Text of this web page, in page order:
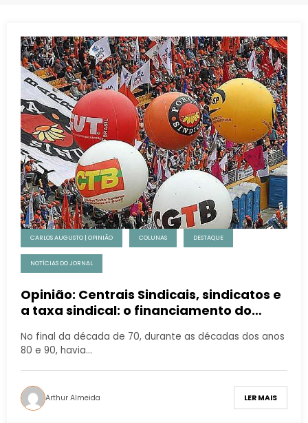
CARLOS AUGUSTO | OPINIÃO COLUNAS DESTAQUE
NOTÍCIAS DO JORNAL
Opinião: Centrais Sindicais, sindicatos e
a taxa sindical: o financiamento do
No final da década de 70, durante as décadas dos anos
80 e 90, havia…
Arthur Almeida LER MAIS